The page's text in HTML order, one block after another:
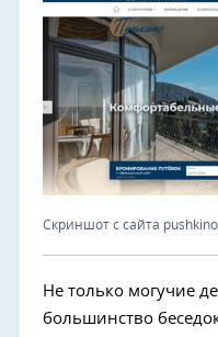
Скриншот с сайта
Не только могучие
большинство